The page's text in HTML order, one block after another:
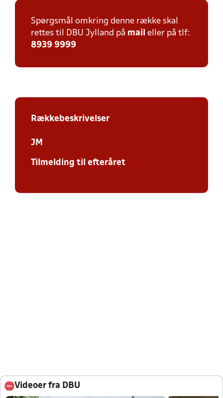
Spørgsmål omkring denne række skal
rettes til DBU Jylland på mail eller på tlf:
8939 9999
Rækkebeskrivelser
JM
Tilmelding til efteråret
Videoer fra DBU